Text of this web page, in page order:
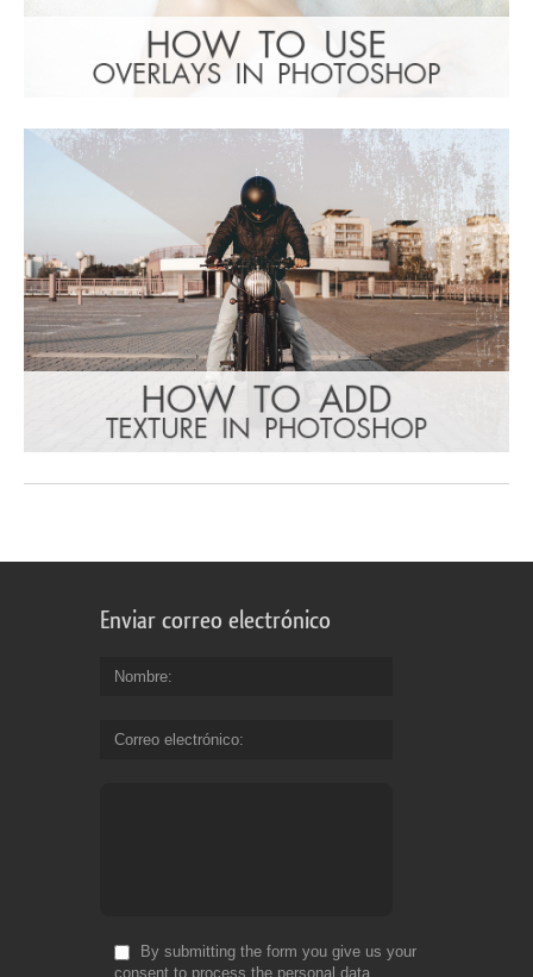
Enviar correo electrónico
Nombre
Correo electrónico
By submitting the form you give us your
consent to process the personal data